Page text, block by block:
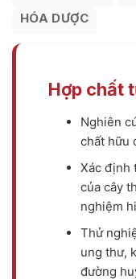
HÓA DƯỢC
Hợp chất
Nghiên
chất hữu
Xác định
của cây
nghiệm
Thử
ung thư,
đường